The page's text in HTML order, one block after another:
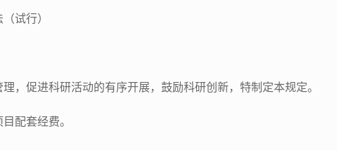
试行）
，促进科研活动的有序开展，鼓励科研创新，特制定本规定。
配套经费。